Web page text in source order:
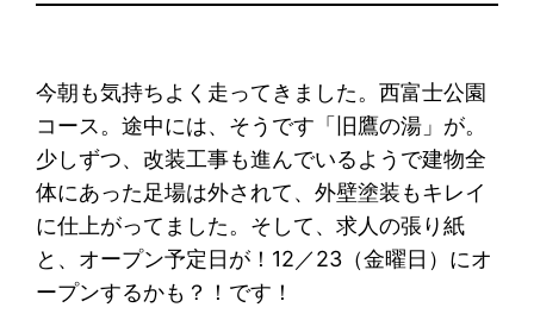
今朝も気持ちよく走ってきました。西富士公園
コース。途中には、そうです「旧鷹の湯」が。
少しずつ、改装工事も進んでいるようで建物全
体にあった足場は外されて、外壁塗装もキレイ
に仕上がってました。そして、求人の張り紙
と、オープン予定日が！12／23（金曜日）にオ
ープンするかも？！です！